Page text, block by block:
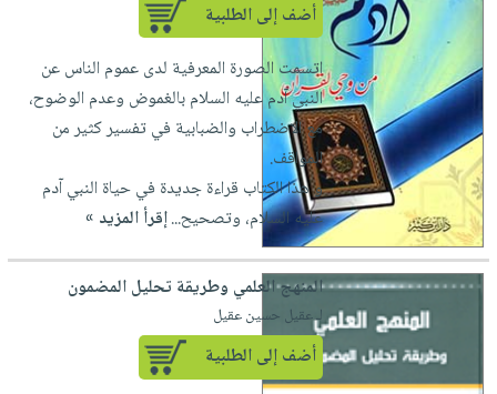
أضف إلى الطلبية
اتسمت الصورة المعرفية لدى عموم الناس عن
النبي آدم عليه السلام بالغموض وعدم الوضوح،
مع الاضطراب والضبابية في تفسير كثير من
المواقف.
و هذا الكتاب قراءة جديدة في حياة النبي آدم
عليه السلام، وتصحيح...إقرأ المزيد »
المنهج العلمي وطريقة تحليل المضمون
لـ عقيل حسين عقيل
أضف إلى الطلبية